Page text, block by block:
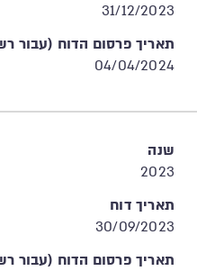
31/12/2023
תאריך פרסום הדוח (עבור
04/04/2024
שנה
2023
תאריך דוח
30/09/2023
תאריך פרסום הדוח (עבור